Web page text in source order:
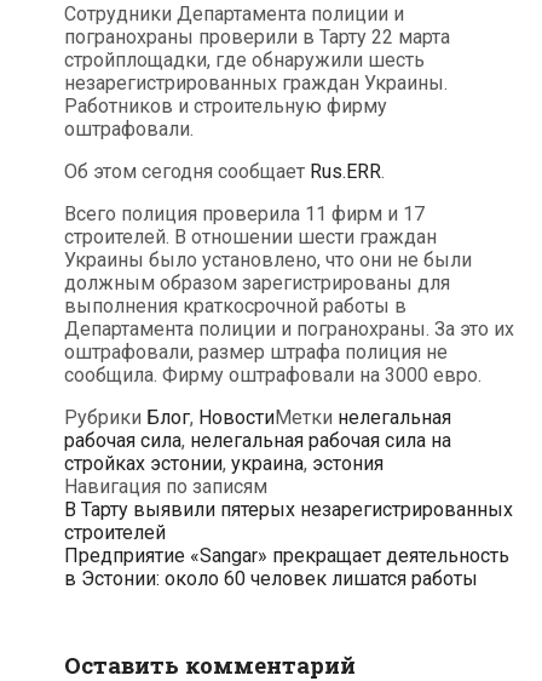
Сотрудники Департамента полиции и
погранохраны проверили в Тарту 22 марта
стройплощадки, где обнаружили шесть
незарегистрированных граждан Украины.
Работников и строительную фирму
оштрафовали.
Об этом сегодня сообщает Rus.ERR.
Всего полиция проверила 11 фирм и 17
строителей. В отношении шести граждан
Украины было установлено, что они не были
должным образом зарегистрированы для
выполнения краткосрочной работы в
Департамента полиции и погранохраны. За это их
оштрафовали, размер штрафа полиция не
сообщила. Фирму оштрафовали на 3000 евро.
Рубрики Блог, НовостиМетки нелегальная
рабочая сила, нелегальная рабочая сила на
стройках эстонии, украина, эстония
Навигация по записям
В Тарту выявили пятерых незарегистрированных
строителей
Предприятие «Sangar» прекращает деятельность
в Эстонии: около 60 человек лишатся работы
Оставить комментарий